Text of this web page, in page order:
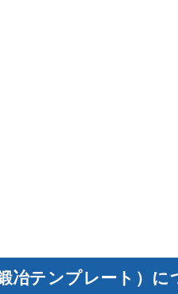
冶テンプレート）に